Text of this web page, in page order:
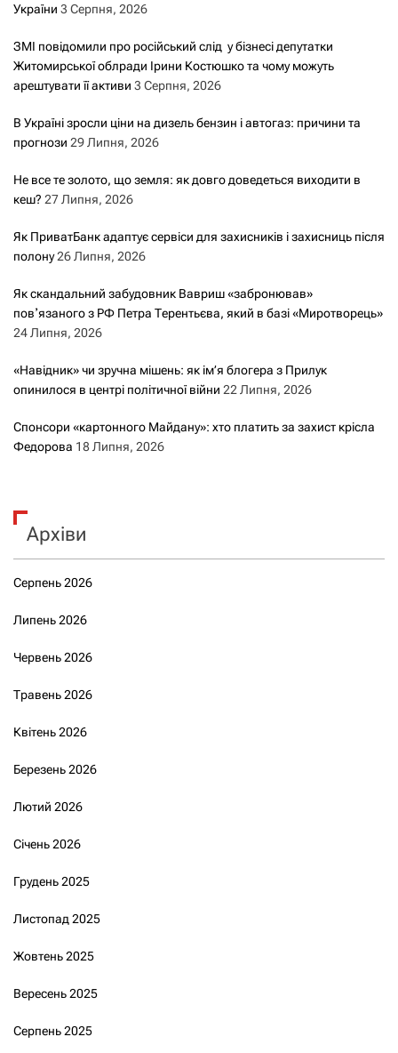
України 3 Серпня, 2026
ЗМІ повідомили про російський слід у бізнесі депутатки
Житомирської облради Ірини Костюшко та чому можуть
арештувати її активи 3 Серпня, 2026
В Україні зросли ціни на дизель бензин і автогаз: причини та
прогнози 29 Липня, 2026
Не все те золото, що земля: як довго доведеться виходити в
кеш? 27 Липня, 2026
Як ПриватБанк адаптує сервіси для захисників і захисниць після
полону26 Липня, 2026
Як скандальний забудовник Вавриш «забронював»
повʼязаного з РФ Петра Терентьєва, який в базі «Миротворець»
24 Липня, 2026
«Навідник» чи зручна мішень: як ім’я блогера з Прилук
опинилося в центрі політичної війни 22 Липня, 2026
Спонсори «картонного Майдану»: хто платить за захист крісла
Федорова 18 Липня, 2026
Архіви
Серпень 2026
Липень 2026
Червень 2026
Травень 2026
Квітень 2026
Березень 2026
Лютий 2026
Січень 2026
Грудень 2025
Листопад 2025
Жовтень 2025
Вересень 2025
Серпень 2025